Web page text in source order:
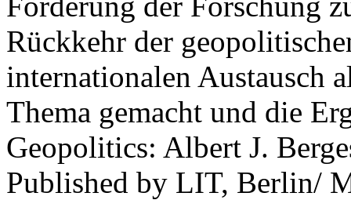
Rückkehr der
internationalen Austausch
Thema gemacht und die
Geopolitics: Albert J.
Published by LIT, Berlin/